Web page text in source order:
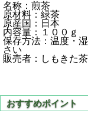
名称：煎茶
原材料：緑茶
原産国：日本
内容量：１００ｇ
保存方法：温度・
さい
販売者：しもきた